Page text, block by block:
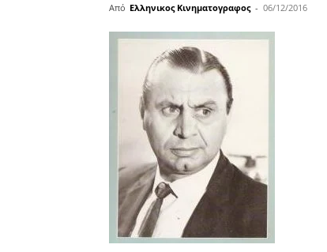
Από Ελληνικος Κινηματογραφος - 06/12/2016